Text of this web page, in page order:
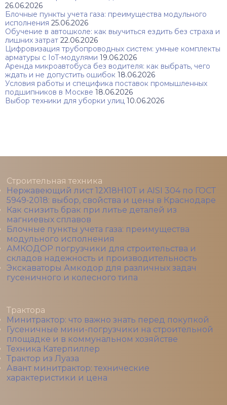
26.06.2026
Блочные пункты учета газа: преимущества модульного
исполнения 25.06.2026
Обучение в автошколе: как выучиться ездить без страха и
лишних затрат 22.06.2026
Цифровизация трубопроводных систем: умные комплекты
арматуры с IoT-модулями 19.06.2026
Аренда микроавтобуса без водителя: как выбрать, чего
ждать и не допустить ошибок 18.06.2026
Условия работы и специфика поставок промышленных
подшипников в Москве 18.06.2026
Выбор техники для уборки улиц 10.06.2026
Строительная техника
Нержавеющий лист 12Х18Н10Т и AISI 304 по ГОСТ
5949‑2018: выбор, свойства и цены в Краснодаре
Как снизить брак при литье деталей из
магниевых сплавов
Блочные пункты учета газа: преимущества
модульного исполнения
АМКОДОР погрузчики для строительства и
складов надежность и производительность
Экскаваторы Амкодор для различных задач
гусеничного и колесного типа
Трактора
Минитрактор: что важно знать перед покупкой
Гусеничные мини-погрузчики на строительной
площадке и в коммунальном хозяйстве
Техника Катерпиллер
Трактор из Луаза
Авант минитрактор: технические
характеристики и цена